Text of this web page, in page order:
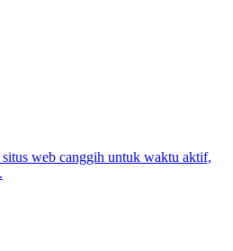
web canggih untuk waktu aktif,